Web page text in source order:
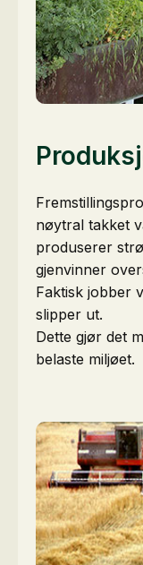
nøytral takket
produserer
gjenvinner
Faktisk jobber
slipper ut.
Dette gjør det
belaste miljøet.